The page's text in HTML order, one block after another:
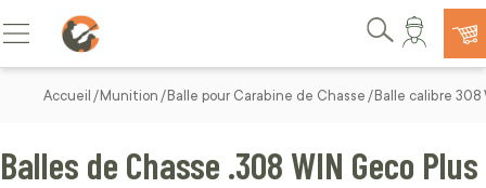
Allez au contenu
Basculer la navigation
Rechercher
Accueil Munition Balle pour Carabine de Chasse Balle calibre 308
Balles de Chasse .308 WIN Geco Plus